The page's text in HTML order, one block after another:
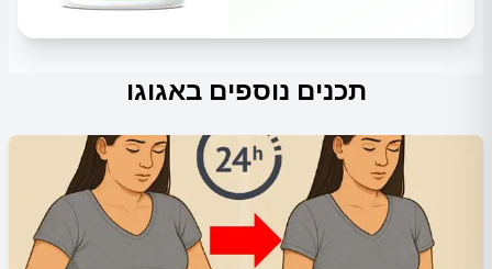
תכנים נוספים באגוגו